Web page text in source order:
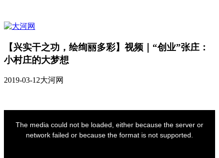
【兴实干之功，绘绚丽多彩】视频｜“创业”张庄：
小村庄的大梦想
2019-03-12大河网